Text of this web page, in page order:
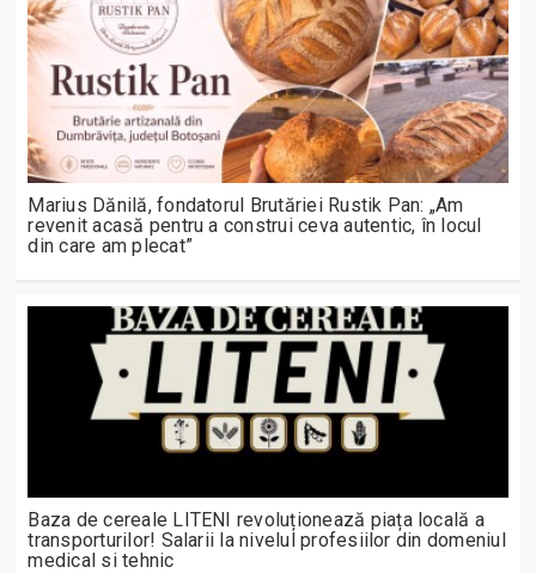
Marius Dănilă, fondatorul Brutăriei Rustik Pan: „Am
revenit acasă pentru a construi ceva autentic, în locul
din care am plecat”
Baza de cereale LITENI revoluționează piața locală a
transporturilor! Salarii la nivelul profesiilor din domeniul
medical si tehnic